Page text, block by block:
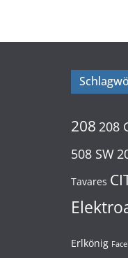
208 208
508 SW
Tavares
Erlkönig